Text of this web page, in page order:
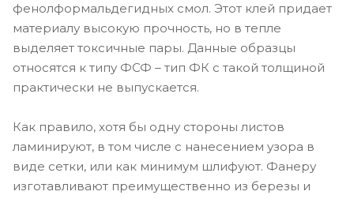
фенолформальдегидных смол. Этот клей придает
материалу высокую прочность, но в тепле
выделяет токсичные пары. Данные образцы
относятся к типу ФСФ – тип ФК с такой толщиной
практически не выпускается.
Как правило, хотя бы одну стороны листов
ламинируют, в том числе с нанесением узора в
виде сетки, или как минимум шлифуют. Фанеру
изготавливают преимущественно из березы и